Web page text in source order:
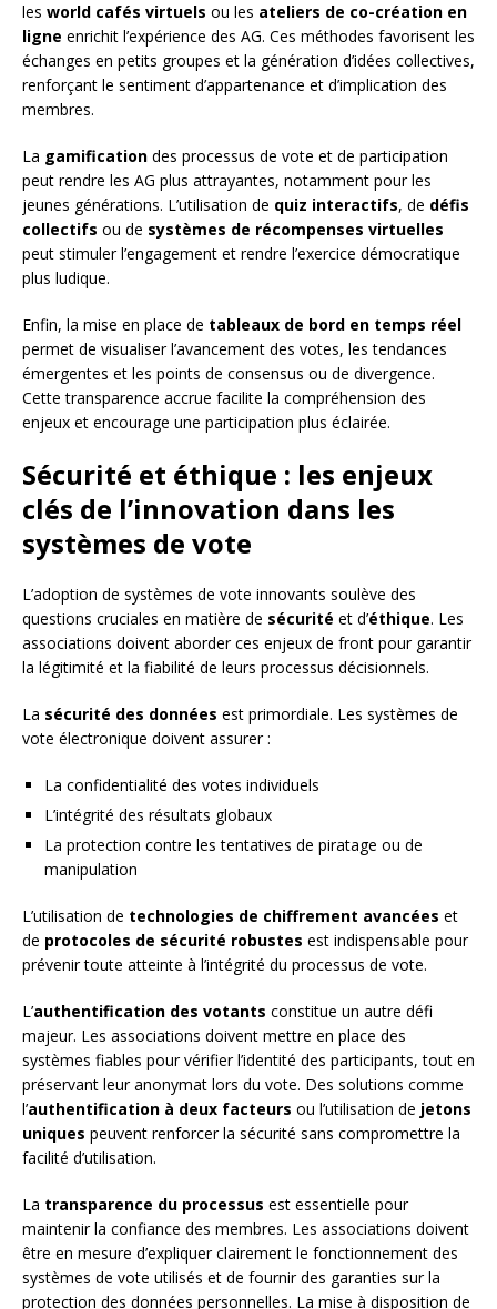
les world cafés virtuels ou les ateliers de co-création en
ligne enrichit l’expérience des AG. Ces méthodes favorisent les
échanges en petits groupes et la génération d’idées collectives,
renforçant le sentiment d’appartenance et d’implication des
membres.
La gamification des processus de vote et de participation
peut rendre les AG plus attrayantes, notamment pour les
jeunes générations. L’utilisation de quiz interactifs, de défis
collectifs ou de systèmes de récompenses virtuelles
peut stimuler l’engagement et rendre l’exercice démocratique
plus ludique.
Enfin, la mise en place de tableaux de bord en temps réel
permet de visualiser l’avancement des votes, les tendances
émergentes et les points de consensus ou de divergence.
Cette transparence accrue facilite la compréhension des
enjeux et encourage une participation plus éclairée.
Sécurité et éthique : les enjeux
clés de l’innovation dans les
systèmes de vote
L’adoption de systèmes de vote innovants soulève des
questions cruciales en matière de sécurité et d’éthique. Les
associations doivent aborder ces enjeux de front pour garantir
la légitimité et la fiabilité de leurs processus décisionnels.
La sécurité des données est primordiale. Les systèmes de
vote électronique doivent assurer :
La confidentialité des votes individuels
L’intégrité des résultats globaux
La protection contre les tentatives de piratage ou de
manipulation
L’utilisation de technologies de chiffrement avancées et
de protocoles de sécurité robustes est indispensable pour
prévenir toute atteinte à l’intégrité du processus de vote.
L’authentification des votants constitue un autre défi
majeur. Les associations doivent mettre en place des
systèmes fiables pour vérifier l’identité des participants, tout en
préservant leur anonymat lors du vote. Des solutions comme
l’authentification à deux facteurs ou l’utilisation de jetons
uniques peuvent renforcer la sécurité sans compromettre la
facilité d’utilisation.
La transparence du processus est essentielle pour
maintenir la confiance des membres. Les associations doivent
être en mesure d’expliquer clairement le fonctionnement des
systèmes de vote utilisés et de fournir des garanties sur la
protection des données personnelles. La mise à disposition de